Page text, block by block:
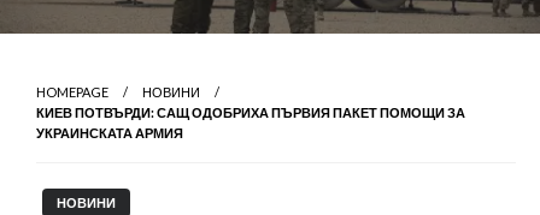
HOMEPAGE
НОВИНИ
КИЕВ ПОТВЪРДИ: САЩ ОДОБРИХА ПЪРВИЯ ПАКЕТ ПОМОЩИ ЗА
УКРАИНСКАТА АРМИЯ
НОВИНИ